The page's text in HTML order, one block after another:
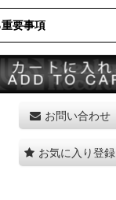
要事項
お問い合わせ
お気に入り登録